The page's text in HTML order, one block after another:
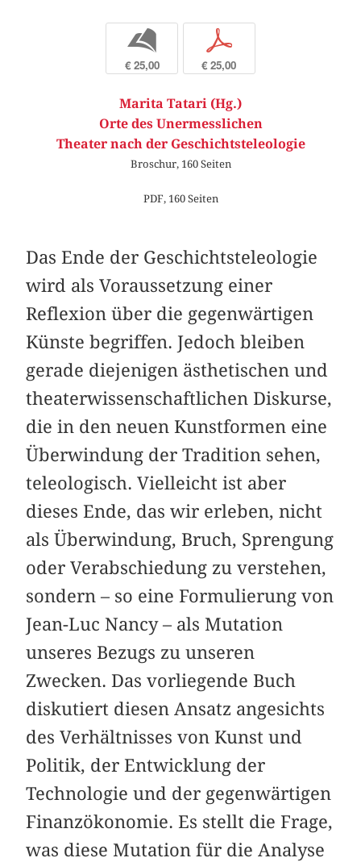
b
€ 25,00
p
€ 25,00
Marita Tatari (Hg.)
Orte des Unermesslichen
Theater nach der Geschichtsteleologie
Broschur, 160 Seiten
PDF, 160 Seiten
Das Ende der Geschichtsteleologie
wird als Voraussetzung einer
Reflexion über die gegenwärtigen
Künste begriffen. Jedoch bleiben
gerade diejenigen ästhetischen und
theaterwissenschaftlichen Diskurse,
die in den neuen Kunstformen eine
Überwindung der Tradition sehen,
teleologisch. Vielleicht ist aber
dieses Ende, das wir erleben, nicht
als Überwindung, Bruch, Sprengung
oder Verabschiedung zu verstehen,
sondern – so eine Formulierung von
Jean-Luc Nancy – als Mutation
unseres Bezugs zu unseren
Zwecken. Das vorliegende Buch
diskutiert diesen Ansatz angesichts
des Verhältnisses von Kunst und
Politik, der Entwicklung der
Technologie und der gegenwärtigen
Finanzökonomie. Es stellt die Frage,
was diese Mutation für die Analyse